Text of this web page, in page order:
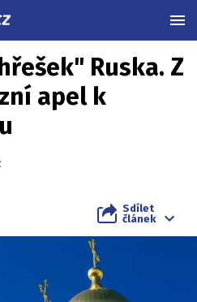
Ruska. Z
apel k
Sdílet
článek